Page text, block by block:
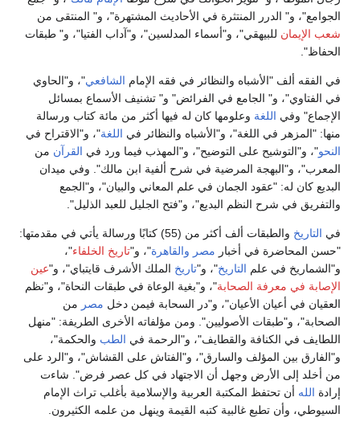
الجوامع"، و" الدرر المنتثرة في الأحاديث المشتهرة"، و" المنتقى من
شعب الإيمان للبيهقي"، و"أسماء المدلسين"، و"آداب الفتيا"، و" طبقات
الحفاظ".
في الفقه ألف "الأشباه والنظائر في فقه الإمام الشافعي"، و"الحاوي
في الفتاوي"، و" الجامع في الفرائض" و" تشنيف الأسماع بمسائل
الإجماع" وفي اللغة وعلومها كان له فيها أكثر من مائة كتاب ورسالة
منها: "المزهر في اللغة"، و"الأشباه والنظائر في اللغة"، و"الاقتراح في
النحو"، و"التوشيح على التوضيح"، و"المهذب فيما ورد في القرآن من
المعرب"، و"البهجة المرضية في شرح ألفية ابن مالك". وفي ميدان
البديع كان له: "عقود الجمان في علم المعاني والبيان"، و"الجمع
والتفريق في شرح النظم البديع"، و"فتح الجليل للعبد الذليل".
في التاريخ
والطبقات ألف أكثر من (55) كتابًا ورسالة يأتي في مقدمتها:
"حسن المحاضرة في أخبار مصر والقاهرة"، و"تاريخ الخلفاء"،
و"الشماريخ في علم التاريخ"، و"تاريخ الملك الأشرف قايتباي"، و"عين
الإصابة في معرفة الصحابة"، و"بغية الوعاة في طبقات النحاة"، و"نظم
العقيان في أعيان الأعيان"، و"در السحابة فيمن دخل مصر من
الصحابة"، و"طبقات الأصوليين". ومن مؤلفاته الأخرى الطريفة: "منهل
اللطايف في الكنافة والقطايف"، و"الرحمة في الطب والحكمة"،
و"الفارق بين المؤلف والسارق"، و"الفتاش على القشاش"، و"الرد على
من أخلد إلى الأرض وجهل أن الاجتهاد في كل عصر فرض". شاءت
إرادة الله أن تحتفظ المكتبة العربية والإسلامية بأغلب تراث الإمام
السيوطي، وأن تطبع غالبية كتبه القيمة وينهل من علمه الكثيرون.